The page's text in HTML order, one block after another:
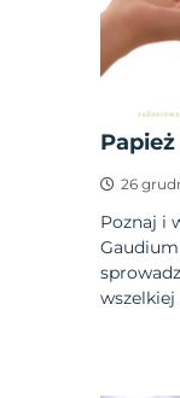
Papież
26
Poznaj i
wszelkiej